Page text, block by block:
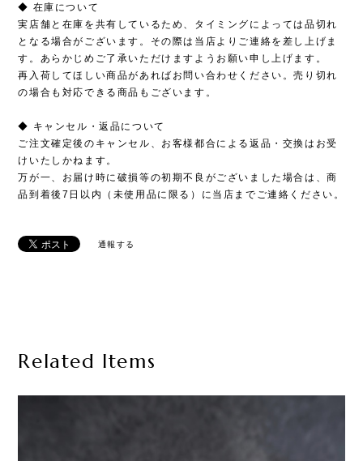
◆ 在庫について
実店舗と在庫を共有しているため、タイミングによっては品切れ
となる場合がございます。その際は当店よりご連絡を差し上げま
す。あらかじめご了承いただけますようお願い申し上げます。
再入荷してほしい商品があればお問い合わせください。売り切れ
の場合も対応できる商品もございます。
◆ キャンセル・返品について
ご注文確定後のキャンセル、お客様都合による返品・交換はお受
けいたしかねます。
万が一、お届け時に破損等の初期不良がございました場合は、商
品到着後7日以内（未使用品に限る）に当店までご連絡ください。
通報する
Related Items